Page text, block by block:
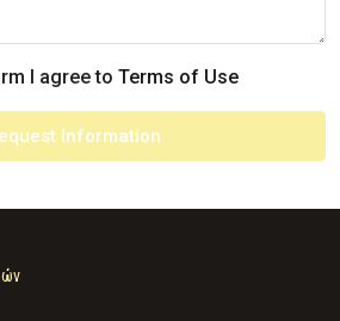
I agree to Terms of Use
Information